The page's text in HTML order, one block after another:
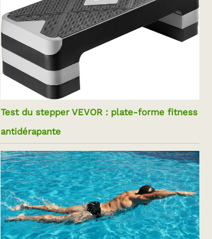
Test du stepper VEVOR : plate-forme fitness
antidérapante